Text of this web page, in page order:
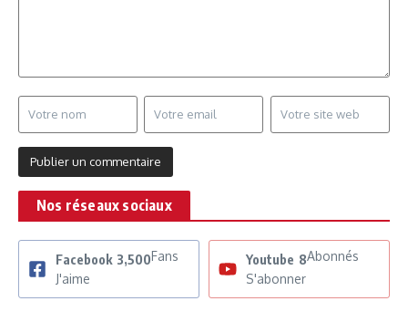
Nos réseaux sociaux
Facebook 3,500Fans
J'aime
Youtube 8Abonnés
S'abonner